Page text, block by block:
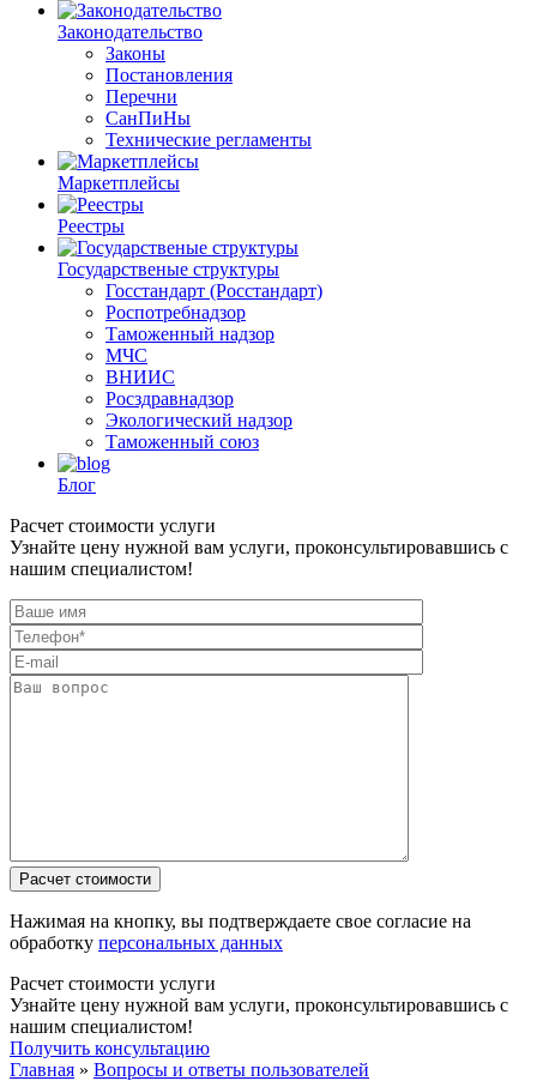
Законодательство
Законы
Постановления
Перечни
СанПиНы
Технические регламенты
Маркетплейсы
Реестры
Государственые структуры
Госстандарт (Росстандарт)
Роспотребнадзор
Таможенный надзор
МЧС
ВНИИС
Росздравнадзор
Экологический надзор
Таможенный союз
Блог
Расчет стоимости услуги
Узнайте цену нужной вам услуги, проконсультировавшись с
нашим специалистом!
Нажимая на кнопку, вы подтверждаете свое согласие на
обработку персональных данных
Расчет стоимости услуги
Узнайте цену нужной вам услуги, проконсультировавшись с
нашим специалистом!
Получить консультацию
Главная » Вопросы и ответы пользователей